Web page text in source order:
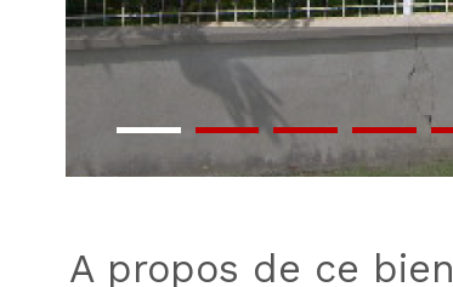
a propos de ce bien